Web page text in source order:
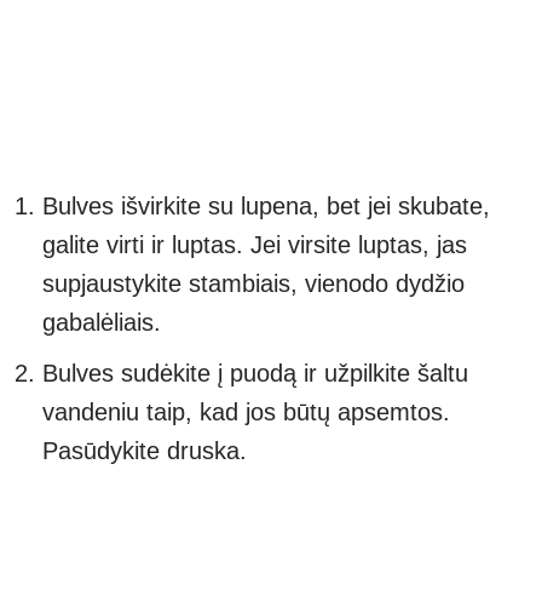
Bulves išvirkite su lupena, bet jei skubate,
galite virti ir luptas. Jei virsite luptas, jas
supjaustykite stambiais, vienodo dydžio
gabalėliais.
Bulves sudėkite į puodą ir užpilkite šaltu
vandeniu taip, kad jos būtų apsemtos.
Pasūdykite druska.